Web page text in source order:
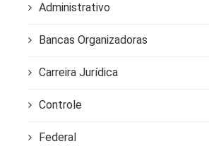
Administrativo
Bancas Organizadoras
Carreira Jurídica
Controle
Federal